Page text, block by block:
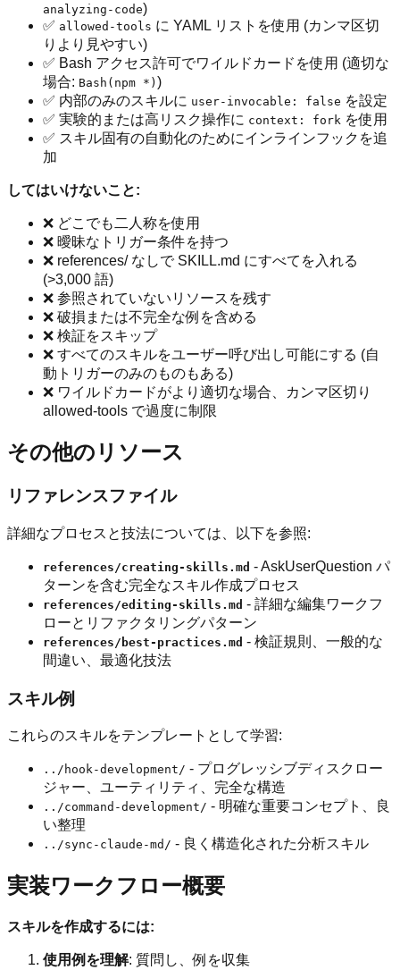
analyzing-code)
✅ allowed-tools に YAML リストを使用 (カンマ区切
りより見やすい)
✅ Bash アクセス許可でワイルドカードを使用 (適切な
場合: Bash(npm *) )
✅ 内部のみのスキルに user-invocable: false を設定
✅ 実験的または高リスク操作に context: fork を使用
✅ スキル固有の自動化のためにインラインフックを追
加
してはいけないこと:
❌ どこでも二人称を使用
❌ 曖昧なトリガー条件を持つ
❌ references/ なしで SKILL.md にすべてを入れる
(>3,000 語)
❌ 参照されていないリソースを残す
❌ 破損または不完全な例を含める
❌ 検証をスキップ
❌ すべてのスキルをユーザー呼び出し可能にする (自
動トリガーのみのものもある)
❌ ワイルドカードがより適切な場合、カンマ区切り
allowed-tools で過度に制限
その他のリソース
リファレンスファイル
詳細なプロセスと技法については、以下を参照:
references/creating-skills.md - AskUserQuestion パ
ターンを含む完全なスキル作成プロセス
references/editing-skills.md - 詳細な編集ワークフ
ローとリファクタリングパターン
references/best-practices.md - 検証規則、一般的な
間違い、最適化技法
スキル例
これらのスキルをテンプレートとして学習:
../hook-development/ - プログレッシブディスクロー
ジャー、ユーティリティ、完全な構造
../command-development/ - 明確な重要コンセプト、良
い整理
../sync-claude-md/ - 良く構造化された分析スキル
実装ワークフロー概要
スキルを作成するには:
使用例を理解: 質問し、例を収集